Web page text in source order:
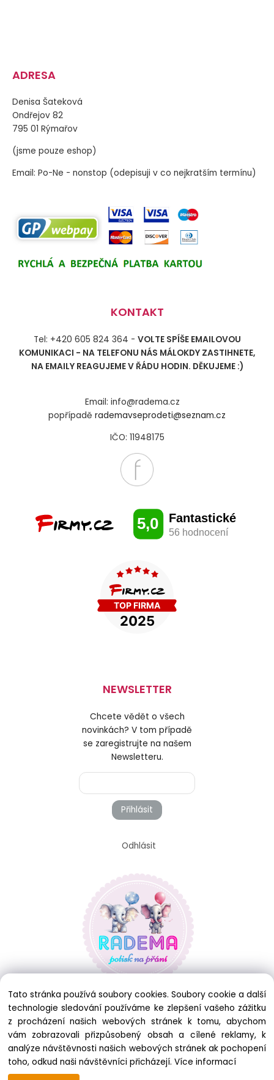
ADRESA
Denisa Šateková
Ondřejov 82
795 01 Rýmařov
(jsme pouze eshop)
Email: Po-Ne - nonstop (odepisuji v co nejkratším termínu)
KONTAKT
Tel: +420 605 824 364 - VOLTE SPÍŠE EMAILOVOU
KOMUNIKACI - NA TELEFONU NÁS MÁLOKDY ZASTIHNETE,
NA EMAILY REAGUJEME V ŘÁDU HODIN. DĚKUJEME :)
Email: info@radema.cz
popřípadě rademavseprodeti@seznam.cz
IČO: 11948175
NEWSLETTER
Chcete vědět o všech
novinkách? V tom případě
se zaregistrujte na našem
Newsletteru.
Přihlásit
Odhlásit
Tato stránka používá soubory cookies. Soubory cookie a další
technologie sledování používáme ke zlepšení vašeho zážitku
z procházení našich webových stránek k tomu, abychom
vám zobrazovali přizpůsobený obsah a cílené reklamy, k
analýze návštěvnosti našich webových stránek ak pochopení
toho, odkud naši návštěvníci přicházejí. Více informací